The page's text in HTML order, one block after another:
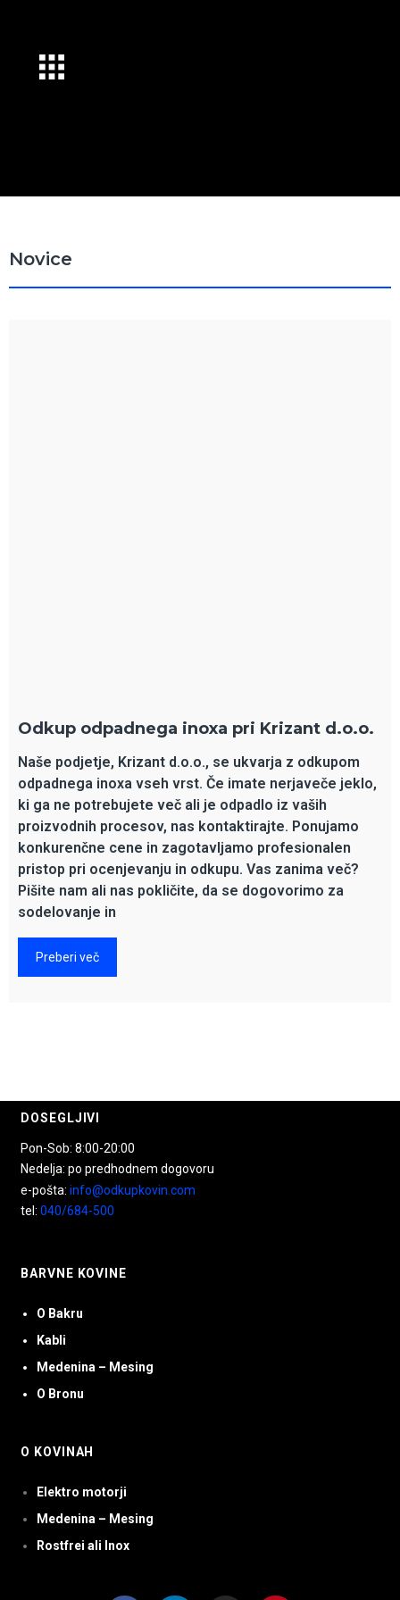
Novice
Odkup odpadnega inoxa pri Krizant d.o.o.
Naše podjetje, Krizant d.o.o., se ukvarja z odkupom
odpadnega inoxa vseh vrst. Če imate nerjaveče jeklo,
ki ga ne potrebujete več ali je odpadlo iz vaših
proizvodnih procesov, nas kontaktirajte. Ponujamo
konkurenčne cene in zagotavljamo profesionalen
pristop pri ocenjevanju in odkupu. Vas zanima več?
Pišite nam ali nas pokličite, da se dogovorimo za
sodelovanje in
Preberi več
DOSEGLJIVI
Pon-Sob: 8:00-20:00
Nedelja: po predhodnem dogovoru
e-pošta:info@odkupkovin.com
tel:040/684-500
BARVNE KOVINE
O Bakru
Kabli
Medenina – Mesing
O Bronu
O KOVINAH
Elektro motorji
Medenina – Mesing
Rostfrei ali Inox